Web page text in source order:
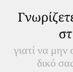
γιατί να μην
δικό